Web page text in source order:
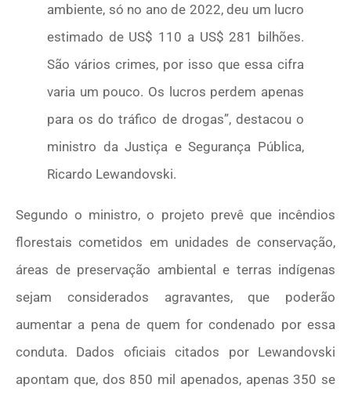
ambiente, só no ano de 2022, deu um lucro
estimado de US$ 110 a US$ 281 bilhões.
São vários crimes, por isso que essa cifra
varia um pouco. Os lucros perdem apenas
para os do tráfico de drogas”, destacou o
ministro da Justiça e Segurança Pública,
Ricardo Lewandovski.
Segundo o ministro, o projeto prevê que incêndios
florestais cometidos em unidades de conservação,
áreas de preservação ambiental e terras indígenas
sejam considerados agravantes, que poderão
aumentar a pena de quem for condenado por essa
conduta. Dados oficiais citados por Lewandovski
apontam que, dos 850 mil apenados, apenas 350 se